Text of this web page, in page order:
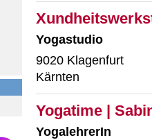
Yogastudio
9020 Klagenfurt
Kärnten
Yogatime |
YogalehrerIn